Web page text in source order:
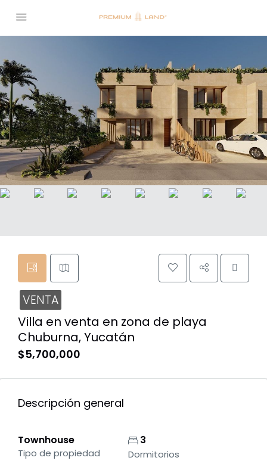
VENTA
Villa en venta en zona de playa
Chuburna, Yucatán
$5,700,000
Descripción general
Townhouse
Tipo de propiedad
3
Dormitorios